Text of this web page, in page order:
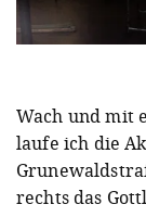
Wach und mit
laufe ich die
rechts das